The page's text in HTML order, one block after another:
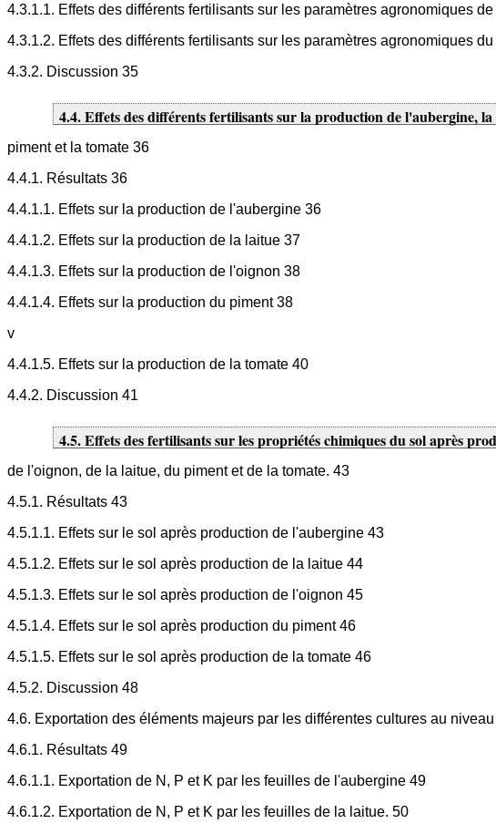
4.3.1.1. Effets des différents fertilisants sur les paramètres agronomiques
4.3.1.2. Effets des différents fertilisants sur les paramètres agronomiques
4.3.2. Discussion 35
4.4. Effets des différents fertilisants sur la production de l'aubergine,
piment et la tomate 36
4.4.1. Résultats 36
4.4.1.1. Effets sur la production de l'aubergine 36
4.4.1.2. Effets sur la production de la laitue 37
4.4.1.3. Effets sur la production de l'oignon 38
4.4.1.4. Effets sur la production du piment 38
v
4.4.1.5. Effets sur la production de la tomate 40
4.4.2. Discussion 41
4.5. Effets des fertilisants sur les propriétés chimiques du sol après
de l'oignon, de la laitue, du piment et de la tomate. 43
4.5.1. Résultats 43
4.5.1.1. Effets sur le sol après production de l'aubergine 43
4.5.1.2. Effets sur le sol après production de la laitue 44
4.5.1.3. Effets sur le sol après production de l'oignon 45
4.5.1.4. Effets sur le sol après production du piment 46
4.5.1.5. Effets sur le sol après production de la tomate 46
4.5.2. Discussion 48
4.6. Exportation des éléments majeurs par les différentes cultures au
4.6.1. Résultats 49
4.6.1.1. Exportation de N, P et K par les feuilles de l'aubergine 49
4.6.1.2. Exportation de N, P et K par les feuilles de la laitue. 50